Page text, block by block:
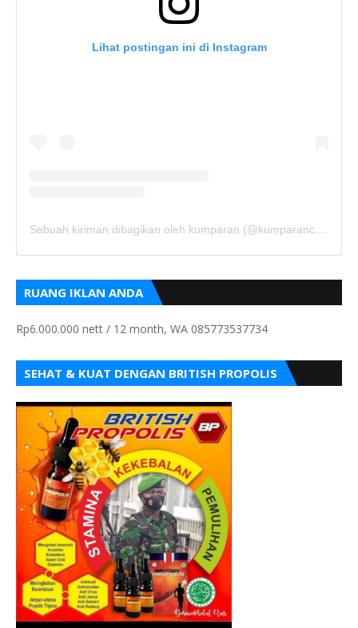
Lihat postingan ini di Instagram
Sebuah kiriman dibagikan oleh kumparan (@kumparancom)
RUANG IKLAN ANDA
Rp6.000.000 nett / 12 month, WA 085773537734
SEHAT & KUAT DENGAN BRITISH PROPOLIS